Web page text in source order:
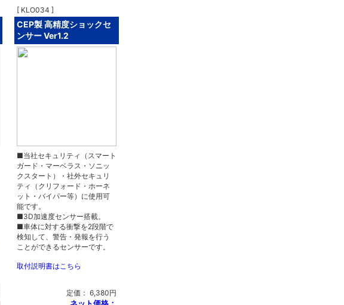
[ KLO034 ]
CEP製 高精度ショックセ
ンサー Ver1.2
■当社セキュリティ（スマート
ガード・マーベラス・ソニッ
クスタート）・社外セキュリ
ティ（クリフォード・ホーネ
ット・バイパー等）に使用可
能です。
■3D加速度センサー搭載。
■車体に対する衝撃を2段階で
検知して、警告・発報を行う
ことができるセンサーです。
取付説明書はこちら
定価： 6,380円